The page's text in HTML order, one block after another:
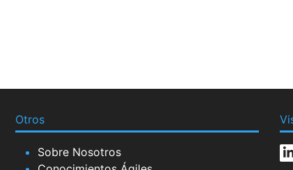
Otros
Sobre Nosotros